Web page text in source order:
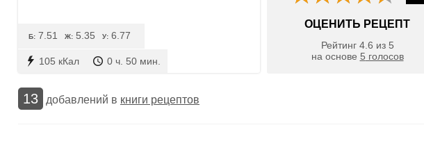
105 кКал 0 ч. 50 мин.
Б: 7.51 Ж: 5.35 У: 6.77
ОЦЕНИТЬ РЕЦЕПТ
Рейтинг 4.6 из 5
на основе 5 голосов
13 добавлений в книги рецептов